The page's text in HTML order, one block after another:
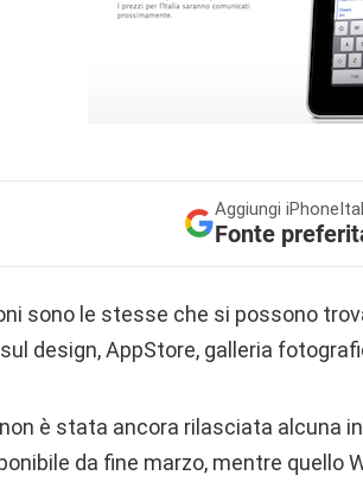
Aggiungi
Fonte
sono le stesse che si possono
design, AppStore, galleria
è stata ancora rilasciata alcuna
da fine marzo, mentre quello